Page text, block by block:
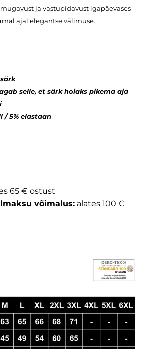
ja vastupidavust igapäevases
ajal elegantse välimuse.
selle, et särk hoiaks pikema aja
/ 5% elastaan
65 € ostust
võimalus: alates 100 €